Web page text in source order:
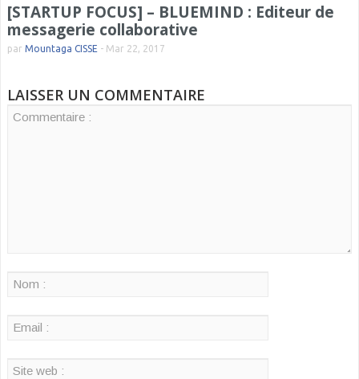
[STARTUP FOCUS] – BLUEMIND : Editeur de
messagerie collaborative
par Mountaga CISSE - Mar 22, 2017
LAISSER UN COMMENTAIRE